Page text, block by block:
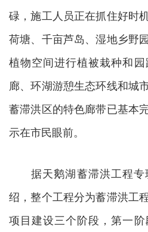
碌，施工人员正在抓住好时
荷塘、千亩芦岛、湿地乡野
植物空间进行植被栽种和
廊、环湖游憩生态环线和城
蓄滞洪区的特色廊带已基本
示在市民眼前。
据天鹅湖蓄滞洪工程专
绍，整个工程分为蓄滞洪工
项目建设三个阶段，第一